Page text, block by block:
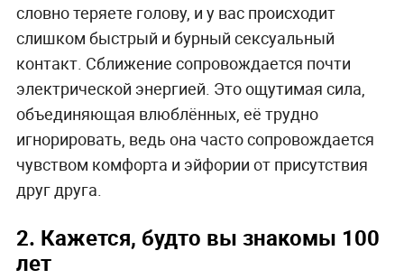
словно теряете голову, и у вас происходит
слишком быстрый и бурный сексуальный
контакт. Сближение сопровождается почти
электрической энергией. Это ощутимая сила,
объединяющая влюблённых, её трудно
игнорировать, ведь она часто сопровождается
чувством комфорта и эйфории от присутствия
друг друга.
2. Кажется, будто вы знакомы 100
лет